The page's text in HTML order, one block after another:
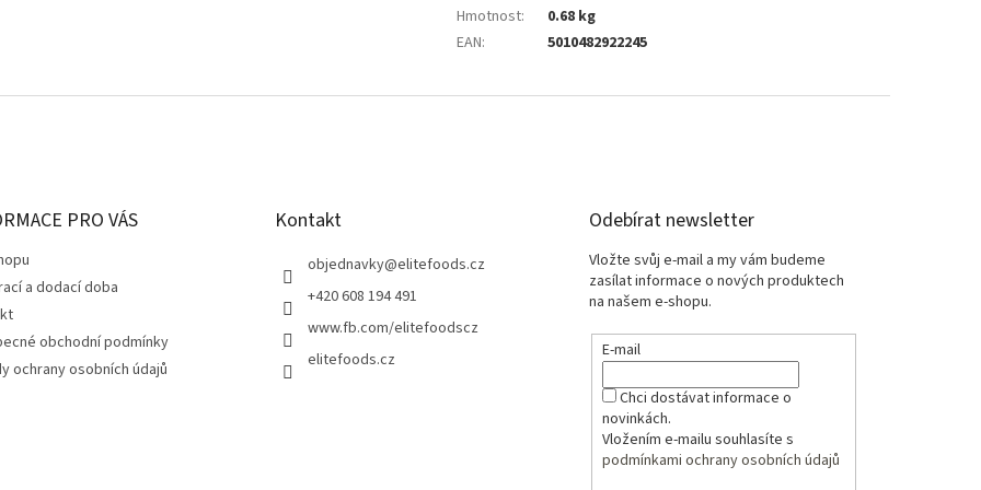
Hmotnost:
0.68 kg
EAN: 5010482922245
PRO VÁS
a dodací doba
obchodní podmínky
ochrany osobních údajů
Kontakt
objednavky@elitefoods.cz
+420 608 194 491
www.fb.com/elitefoodscz
elitefoods.cz
Odebírat newsletter
Vložte svůj e-mail a my vám budeme
zasílat informace o nových produktech
na našem e-shopu.
E-mail
Chci dostávat informace o
novinkách.
Vložením e-mailu souhlasíte s
podmínkami ochrany osobních údajů